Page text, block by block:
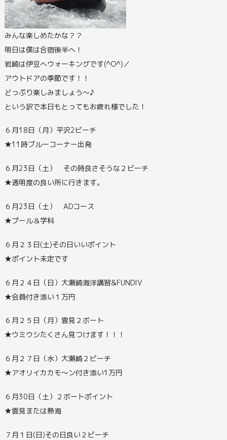
みんな楽しめたかな？？
明日は僕は合宿後半へ！
岩崎は伊豆へウォーキングです(^O^)／
アウトドアの季節です！！
どっぷり楽しみましょう～♪
という訳で本日もとってもお疲れ様でした！
６月18日（月）平沢2ビーチ
★11時ブルーコーナー出発
６月23日（土） その時良さそうな２ビーチ
★透明度の良い所に行きます。
６月23日（土） ADコース
★プール＆学科
６月２３日(土)その日いいポイント
★ポイント未定です
６月２４日（日）大瀬崎海洋講習&FUNDIV
★会員付き添い１万円
６月２５日（月）雲見２ボート
★ウミウシたくさん見つけます！！！
６月２７日（水）大瀬崎２ビーチ
★アオリイカカモ～ン付き添い1万円
６月30日（土）２ボートポイント
★雲見または熱海
７月１日(日)その日良い２ビーチ